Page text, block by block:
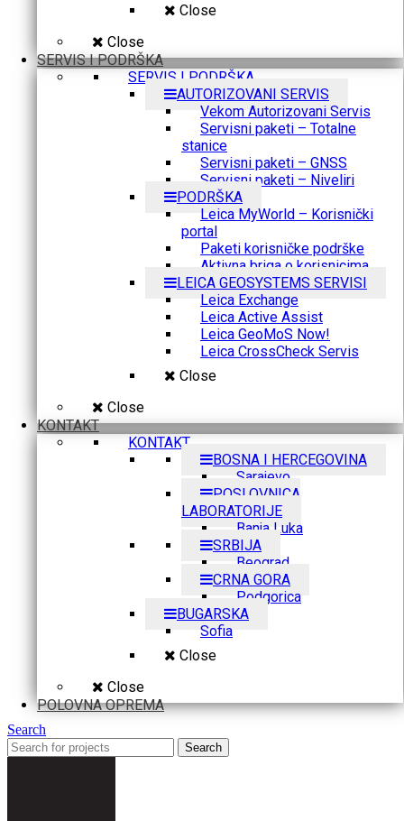
Close
Close
SERVIS I PODRŠKA
SERVIS I PODRŠKA
AUTORIZOVANI SERVIS
Vekom Autorizovani Servis
Servisni paketi – Totalne
stanice
Servisni paketi – GNSS
Servisni paketi – Niveliri
PODRŠKA
Leica MyWorld – Korisnički
portal
Paketi korisničke podrške
Aktivna briga o korisnicima
LEICA GEOSYSTEMS SERVISI
Leica Exchange
Leica Active Assist
Leica GeoMoS Now!
Leica CrossCheck Servis
Close
Close
KONTAKT
KONTAKT
BOSNA I HERCEGOVINA
Sarajevo
POSLOVNICA
LABORATORIJE
Banja Luka
SRBIJA
Beograd
CRNA GORA
Podgorica
BUGARSKA
Sofia
Close
Close
POLOVNA OPREMA
Search
Search